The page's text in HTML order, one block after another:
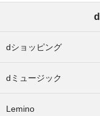
dショッピング
dミュージック
Lemino